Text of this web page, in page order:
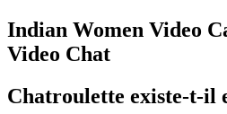
Indian Women Video
Video Chat
Chatroulette existe-t-il